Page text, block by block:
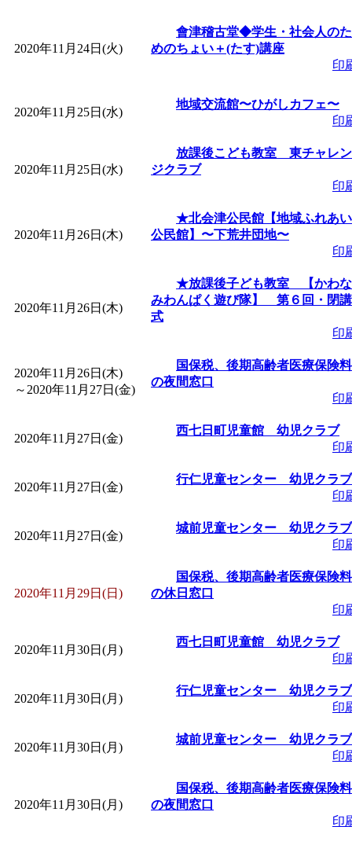
2020年11月24日(火)
會津稽古堂◆学生・社会人のた
めのちょい＋(たす)講座
印
2020年11月25日(水)
地域交流館〜ひがしカフェ〜
印
2020年11月25日(水)
放課後こども教室 東チャレン
ジクラブ
印
2020年11月26日(木)
★北会津公民館【地域ふれあい
公民館】〜下荒井団地〜
印
2020年11月26日(木)
★放課後子ども教室 【かわな
みわんぱく遊び隊】 第６回・閉講
式
印
2020年11月26日(木)
～ 2020年11月27日(金)
国保税、後期高齢者医療保険料
の夜間窓口
印
2020年11月27日(金)
西七日町児童館 幼児クラブ
印
2020年11月27日(金)
行仁児童センター 幼児クラブ
印
2020年11月27日(金)
城前児童センター 幼児クラブ
印
2020年11月29日(日)
国保税、後期高齢者医療保険料
の休日窓口
印
2020年11月30日(月)
西七日町児童館 幼児クラブ
印
2020年11月30日(月)
行仁児童センター 幼児クラブ
印
2020年11月30日(月)
城前児童センター 幼児クラブ
印
2020年11月30日(月)
国保税、後期高齢者医療保険料
の夜間窓口
印